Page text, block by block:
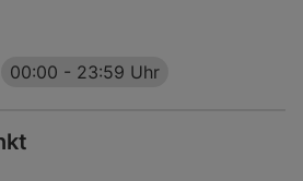
00:00 - 23:59 Uhr